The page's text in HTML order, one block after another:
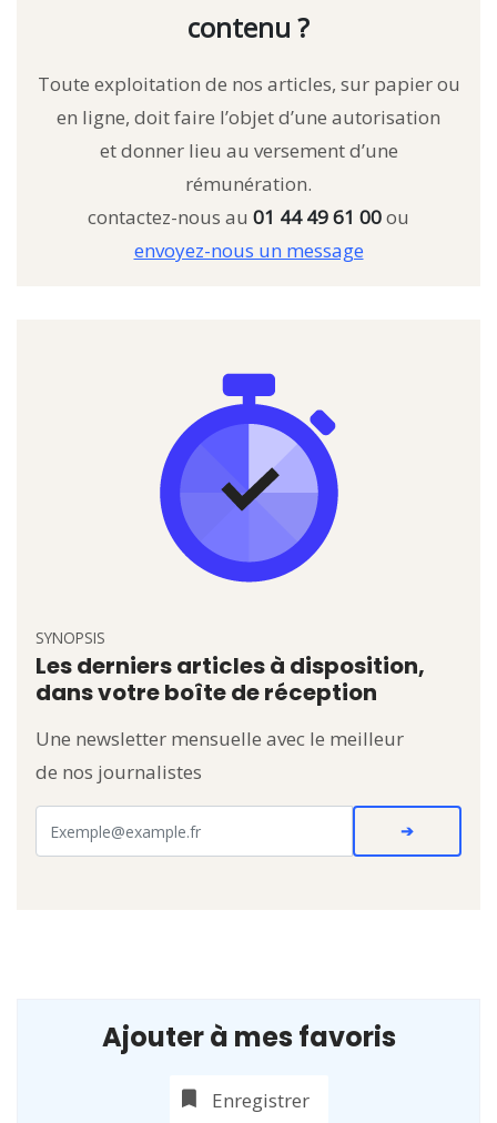
Ajouter à mes favoris
Enregistrer
contenu ?
Toute exploitation de nos articles, sur papier ou
en ligne, doit faire l’objet d’une autorisation
et donner lieu au versement d’une
rémunération.
contactez-nous au 01 44 49 61 00ou
envoyez-nous un message
SYNOPSIS
Les derniers articles à disposition,
dans votre boîte de réception
Une newsletter mensuelle avec le meilleur
de nos journalistes